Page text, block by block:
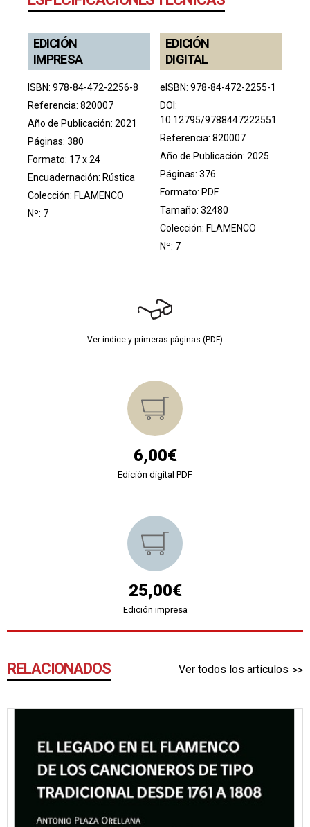
EDICIÓN
IMPRESA
ISBN: 978-84-472-2256-8
Referencia: 820007
Año de Publicación: 2021
Páginas: 380
Formato: 17 x 24
Encuadernación: Rústica
Colección: FLAMENCO
Nº: 7
EDICIÓN
DIGITAL
eISBN: 978-84-472-2255-1
DOI:
10.12795/9788447222551
Referencia: 820007
Año de Publicación: 2025
Páginas: 376
Formato: PDF
Tamaño: 32480
Colección: FLAMENCO
Nº: 7
Ver índice y primeras páginas (PDF)
6,00€
Edición digital PDF
25,00€
Edición impresa
RELACIONADOS Ver todos los artículos